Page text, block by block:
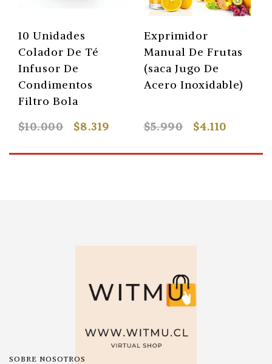
10 Unidades
Colador De Té
Infusor De
Condimentos
Filtro Bola
$10.000
$8.319
Exprimidor
Manual De Frutas
(saca Jugo De
Acero Inoxidable)
$5.990 $4.110
SOBRE NOSOTROS